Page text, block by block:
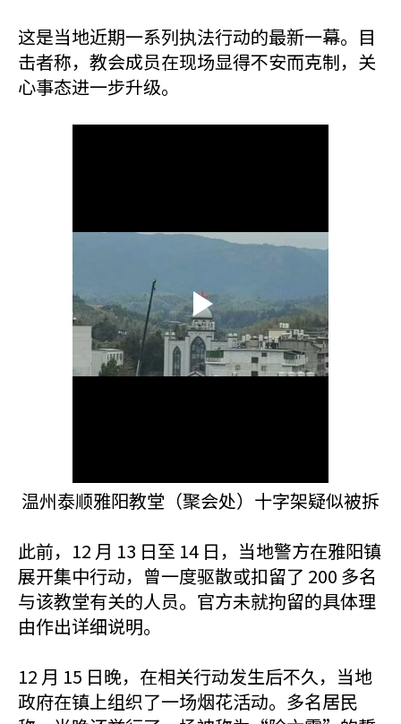
这是当地近期一系列执法行动的最新一幕。目
击者称，教会成员在现场显得不安而克制，关
心事态进一步升级。
温州泰顺雅阳教堂（聚会处）十字架疑似被拆
此前，12 月 13 日至 14 日，当地警方在雅阳镇
展开集中行动，曾一度驱散或扣留了 200 多名
与该教堂有关的人员。官方未就拘留的具体理
由作出详细说明。
12 月 15 日晚，在相关行动发生后不久，当地
政府在镇上组织了一场烟花活动。多名居民